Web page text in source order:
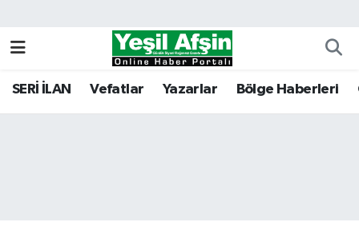
SERİ İLAN Vefatlar Yazarlar Bölge Haberleri
Kahramanmaraş Nöbetçi Eczaneler